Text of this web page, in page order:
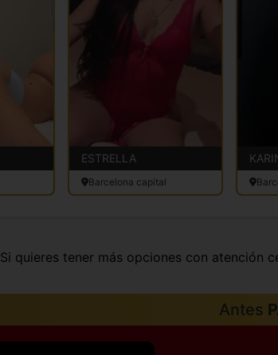
ESTRELLA
Barcelona capital
Si quieres tener más opciones con atención
Antes